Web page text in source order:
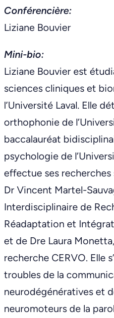
Conférencière:
Liziane Bouvier
Mini-bio:
Liziane Bouvier est
sciences cliniques et
l’Université Laval. Elle
orthophonie de
baccalauréat
psychologie de
effectue ses recherches
Dr Vincent Martel-
Interdisciplinaire de
Réadaptation et
et de Dre Laura
recherche CERVO. Elle
troubles de la
neurodégénératives et
neuromoteurs de la